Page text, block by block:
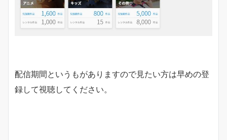
配信期間というもがありますので見たい方は早めの登
録して視聴してください。